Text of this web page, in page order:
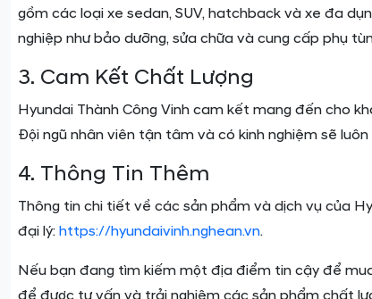
gồm các loại xe sedan, SUV, hatchback và xe đa
nghiệp như bảo dưỡng, sửa chữa và cung cấp phụ
3. Cam Kết Chất Lượng
Hyundai Thành Công Vinh cam kết mang đến cho
Đội ngũ nhân viên tận tâm và có kinh nghiệm sẽ
4. Thông Tin Thêm
Thông tin chi tiết về các sản phẩm và dịch vụ của
đại lý: https://hyundaivinh.nghean.vn.
Nếu bạn đang tìm kiếm một địa điểm tin cậy để
để được tư vấn và trải nghiệm các sản phẩm chất